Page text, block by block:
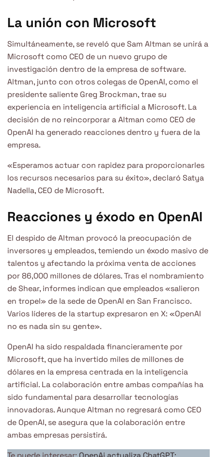
La unión con Microsoft
Simultáneamente, se reveló que Sam Altman se unirá a
Microsoft como CEO de un nuevo grupo de
investigación dentro de la empresa de software.
Altman, junto con otros colegas de OpenAI, como el
presidente saliente Greg Brockman, trae su
experiencia en inteligencia artificial a Microsoft. La
decisión de no reincorporar a Altman como CEO de
OpenAI ha generado reacciones dentro y fuera de la
empresa.
«Esperamos actuar con rapidez para proporcionarles
los recursos necesarios para su éxito», declaró Satya
Nadella, CEO de Microsoft.
Reacciones y éxodo en OpenAI
El despido de Altman provocó la preocupación de
inversores y empleados, temiendo un éxodo masivo de
talentos y afectando la próxima venta de acciones
por 86,000 millones de dólares. Tras el nombramiento
de Shear, informes indican que empleados «salieron
en tropel» de la sede de OpenAI en San Francisco.
Varios líderes de la startup expresaron en X: «OpenAI
no es nada sin su gente».
OpenAI ha sido respaldada financieramente por
Microsoft, que ha invertido miles de millones de
dólares en la empresa centrada en la inteligencia
artificial. La colaboración entre ambas compañías ha
sido fundamental para desarrollar tecnologías
innovadoras. Aunque Altman no regresará como CEO
de OpenAI, se asegura que la colaboración entre
ambas empresas persistirá.